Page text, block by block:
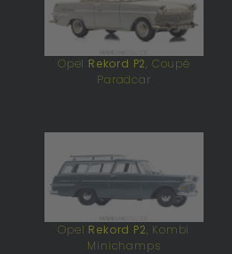
Opel Rekord P2, Coupé
Paradcar
Opel Rekord P2, Kombi
Minichamps